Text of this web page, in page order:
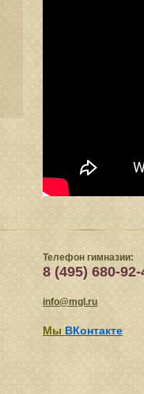
Телефон гимназии:
8 (495) 680-92-
info@mgl.ru
Мы ВКонтакте